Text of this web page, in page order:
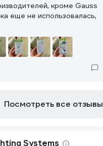
кроме Gauss
еще не использовалась,
Посмотреть все отзывы
Systems